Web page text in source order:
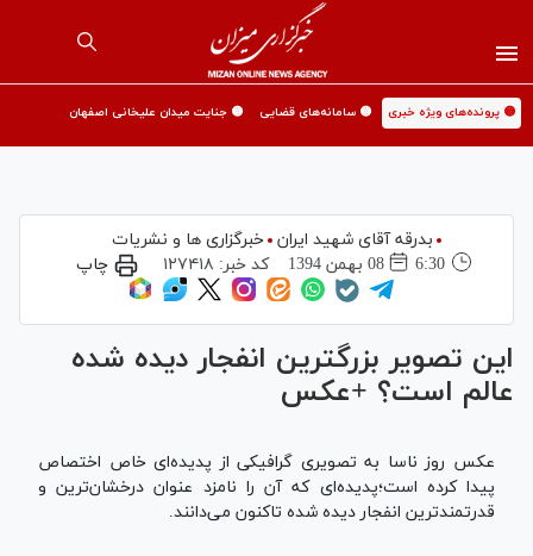
🟡 پرونده‌های ویژه خبری 🟡 سامانه‌های قضایی 🟡 جنایت میدان علیخانی اصفهان
بدرقه آقای شهید ایران
خبرگزاری ها و نشریات
6:30
08 بهمن 1394 کد خبر: ۱۲۷۴۱۸ چاپ
این تصویر بزرگترین انفجار دیده شده
عالم است؟ +عکس
عکس روز ناسا به تصویری گرافیکی از پدیده‌ای خاص اختصاص
پیدا کرده است؛پدیده‌ای که آن را نامزد عنوان درخشان‌ترین و
قدرتمندترین انفجار دیده شده تاکنون می‌دانند.